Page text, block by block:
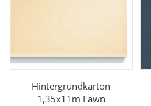
Hintergrundkarton
1,35x11m Fawn